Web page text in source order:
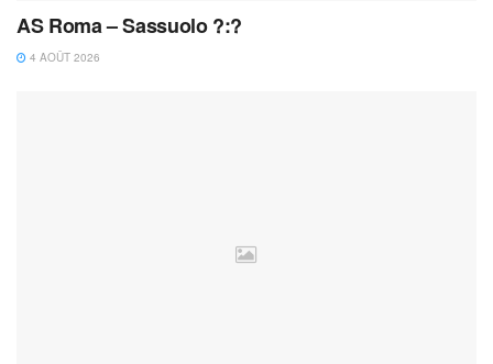
AS Roma – Sassuolo ?:?
4 AOÛT 2026